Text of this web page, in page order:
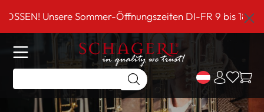
springen
Unsere Sommer-Öffnungszeiten DI-FR 9 bis 18